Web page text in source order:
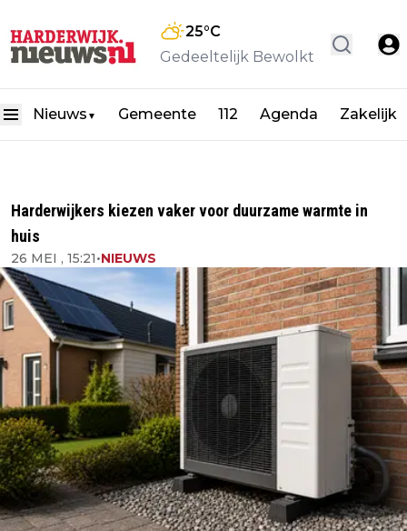
25°C
Gedeeltelijk Bewolkt
Nieuws ▼ Gemeente 112 Agenda Zakelijk
Harderwijkers kiezen vaker voor duurzame warmte in
huis
26 MEI , 15:21•NIEUWS